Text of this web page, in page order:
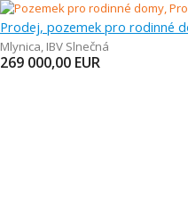
Mlynica, IBV Slnečná
269 000,00 EUR